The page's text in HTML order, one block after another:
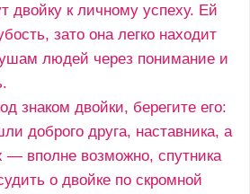
двойку к личному успеху. Ей
зато она легко находит
людей через понимание и
знаком двойки, берегите его:
доброго друга, наставника, а
— вполне возможно, спутника
о двойке по скромной